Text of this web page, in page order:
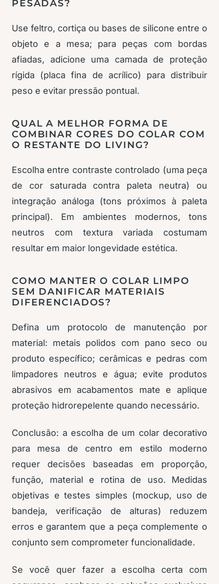
PESADAS?
Use feltro, cortiça ou bases de silicone entre o
objeto e a mesa; para peças com bordas
afiadas, adicione uma camada de proteção
rígida (placa fina de acrílico) para distribuir
peso e evitar pressão pontual.
QUAL A MELHOR FORMA DE
COMBINAR CORES DO COLAR COM
O RESTANTE DO LIVING?
Escolha entre contraste controlado (uma peça
de cor saturada contra paleta neutra) ou
integração análoga (tons próximos à paleta
principal). Em ambientes modernos, tons
neutros com textura variada costumam
resultar em maior longevidade estética.
COMO MANTER O COLAR LIMPO
SEM DANIFICAR MATERIAIS
DIFERENCIADOS?
Defina um protocolo de manutenção por
material: metais polidos com pano seco ou
produto específico; cerâmicas e pedras com
limpadores neutros e água; evite produtos
abrasivos em acabamentos mate e aplique
proteção hidrorepelente quando necessário.
Conclusão: a escolha de um colar decorativo
para mesa de centro em estilo moderno
requer decisões baseadas em proporção,
função, material e rotina de uso. Medidas
objetivas e testes simples (mockup, uso de
bandeja, verificação de alturas) reduzem
erros e garantem que a peça complemente o
conjunto sem comprometer funcionalidade.
Se você quer fazer a escolha certa com